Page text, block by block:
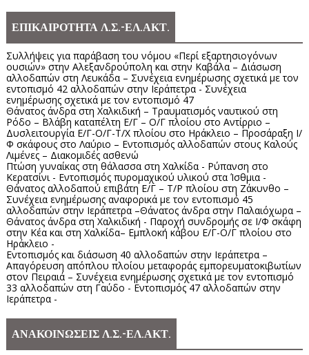
ΕΠΙΚΑΙΡΟΤΗΤΑ Λ.Σ.-ΕΛ.ΑΚΤ.
Συλλήψεις για παράβαση του νόμου «Περί εξαρτησιογόνων
ουσιών» στην Αλεξανδρούπολη και στην Καβάλα – Διάσωση
αλλοδαπών στη Λευκάδα – Συνέχεια ενημέρωσης σχετικά με τον
εντοπισμό 42 αλλοδαπών στην Ιεράπετρα - Συνέχεια
ενημέρωσης σχετικά με τον εντοπισμό 47
Θάνατος άνδρα στη Χαλκιδική – Τραυματισμός ναυτικού στη
Ρόδο – Βλάβη καταπέλτη Ε/Γ – Ο/Γ πλοίου στο Αντίρριο –
Δυσλειτουργία Ε/Γ-Ο/Γ-Τ/Χ πλοίου στο Ηράκλειο – Προσάραξη Ι/
Φ σκάφους στο Λαύριο – Εντοπισμός αλλοδαπών στους Καλούς
Λιμένες – Διακομιδές ασθενώ
Πτώση γυναίκας στη θάλασσα στη Χαλκίδα - Ρύπανση στο
Κερατσίνι - Εντοπισμός πυρομαχικού υλικού στα Ίσθμια -
Θάνατος αλλοδαπού επιβάτη Ε/Γ – Τ/Ρ πλοίου στη Ζάκυνθο –
Συνέχεια ενημέρωσης αναφορικά με τον εντοπισμό 45
αλλοδαπών στην Ιεράπετρα –Θάνατος άνδρα στην Παλαιόχωρα –
Θάνατος άνδρα στη Χαλκιδική - Παροχή συνδρομής σε Ι/Φ σκάφη
στην Κέα και στη Χαλκίδα– Εμπλοκή κάβου Ε/Γ-Ο/Γ πλοίου στο
Ηράκλειο -
Εντοπισμός και διάσωση 40 αλλοδαπών στην Ιεράπετρα –
Απαγόρευση απόπλου πλοίου μεταφοράς εμπορευματοκιβωτίων
στον Πειραιά – Συνέχεια ενημέρωσης σχετικά με τον εντοπισμό
33 αλλοδαπών στη Γαύδο - Εντοπισμός 47 αλλοδαπών στην
Ιεράπετρα -
ΑΝΑΚΟΙΝΩΣΕΙΣ Λ.Σ.-ΕΛ.ΑΚΤ.